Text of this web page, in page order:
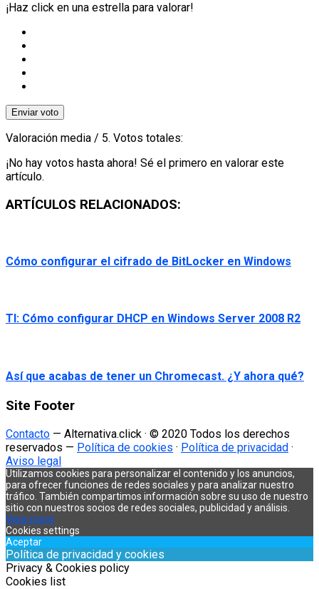
¡Haz click en una estrella para valorar!
Enviar voto
Valoración media / 5. Votos totales:
¡No hay votos hasta ahora! Sé el primero en valorar este
artículo.
ARTÍCULOS RELACIONADOS:
Cómo configurar el cifrado de BitLocker en Windows
TI: Cómo configurar DHCP en Windows Server 2008 R2
Así que acabas de tener un Chromecast. ¿Y ahora qué?
Site Footer
Contacto — Alternativa.click · © 2020 Todos los derechos
reservados — Política de cookies · Política de privacidad ·
Aviso legal
Utilizamos cookies para personalizar el contenido y los anuncios,
para ofrecer funciones de redes sociales y para analizar nuestro
tráfico. También compartimos información sobre su uso de nuestro
sitio con nuestros socios de redes sociales, publicidad y análisis.
View more
Cookies settings
Aceptar
Política de privacidad y cookies
Privacy & Cookies policy
Cookies list